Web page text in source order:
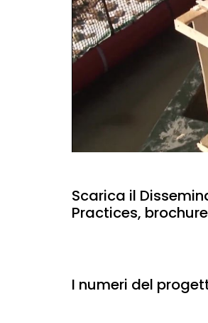
Scarica il
Practices,
I numeri del